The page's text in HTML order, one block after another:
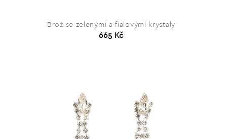
Brož se zelenými a fialovými krystaly
665 Kč